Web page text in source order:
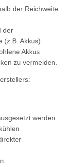
der Reichweite
der
(z.B. Akkus).
Akkus
zu vermeiden.
werden.